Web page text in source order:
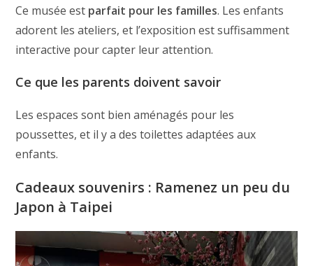
Ce musée est parfait pour les familles. Les enfants
adorent les ateliers, et l’exposition est suffisamment
interactive pour capter leur attention.
Ce que les parents doivent savoir
Les espaces sont bien aménagés pour les
poussettes, et il y a des toilettes adaptées aux
enfants.
Cadeaux souvenirs : Ramenez un peu du
Japon à Taipei